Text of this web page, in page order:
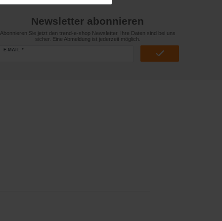
Newsletter abonnieren
Abonnieren Sie jetzt den trend-e-shop Newsletter. Ihre Daten sind bei uns
sicher. Eine Abmeldung ist jederzeit möglich.
E-MAIL *